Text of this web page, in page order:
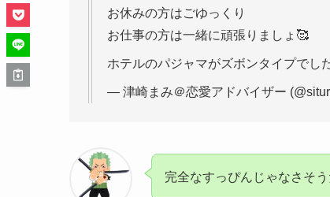
お休みの方はごゆっくり
お仕事の方は一緒に頑張りましょ🥰
ホテルのパジャマがズボンタイプでし
— 津崎まみ＠恋愛アドバイザー
完全なすっぴんじゃなさそ